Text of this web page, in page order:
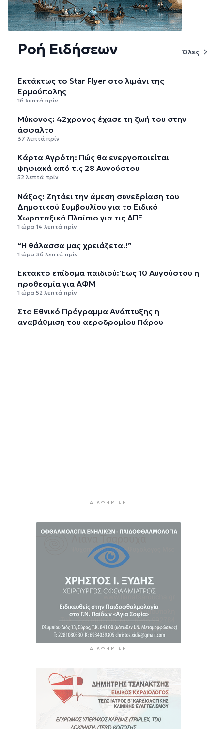
Ροή Ειδήσεων Όλες
Εκτάκτως το Star Flyer στο λιμάνι της
Ερμούπολης
16 λεπτά πρίν
Μύκονος: 42χρονος έχασε τη ζωή του στην
άσφαλτο
37 λεπτά πρίν
Κάρτα Αγρότη: Πώς θα ενεργοποιείται
ψηφιακά από τις 28 Αυγούστου
52 λεπτά πρίν
Νάξος: Ζητάει την άμεση συνεδρίαση του
Δημοτικού Συμβουλίου για το Ειδικό
Χωροταξικό Πλαίσιο για τις ΑΠΕ
1 ώρα 14 λεπτά πρίν
“Η θάλασσα μας χρειάζεται!”
1 ώρα 36 λεπτά πρίν
Έκτακτο επίδομα παιδιού: Έως 10 Αυγούστου η
προθεσμία για ΑΦΜ
1 ώρα 52 λεπτά πρίν
Στο Εθνικό Πρόγραμμα Ανάπτυξης η
αναβάθμιση του αεροδρομίου Πάρου
ανατιμήσεων - Οι κατηγορίες με τη μεγαλύτερη
ΔΙΑΦΉΜΙΣΗ
ΔΙΑΦΉΜΙΣΗ